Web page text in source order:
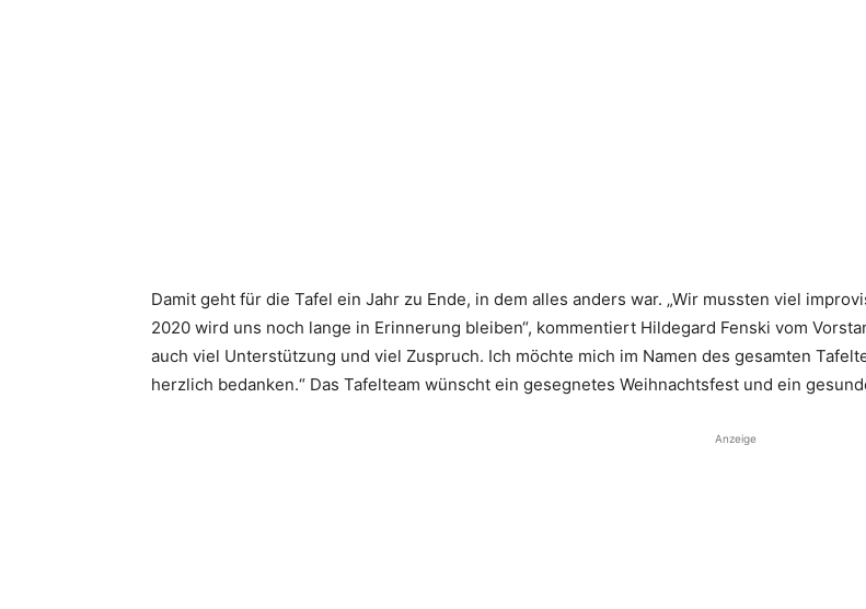
Damit geht für die Tafel ein Jahr zu Ende, in dem alles anders war. „Wir mussten viel
2020 wird uns noch lange in Erinnerung bleiben“, kommentiert Hildegard Fenski vom
auch viel Unterstützung und viel Zuspruch. Ich möchte mich im Namen des gesamten
herzlich bedanken.“ Das Tafelteam wünscht ein gesegnetes Weihnachtsfest und ein
Anzeige